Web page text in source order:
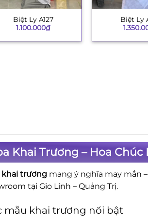
Biệt Ly A127
1.100.000₫
Biệt Ly
Khai Trương – Hoa
khai trương mang ý nghĩa may mắn
tại Gio Linh – Quảng Trị.
mẫu khai trương nổi bật